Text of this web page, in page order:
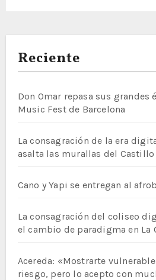
Reciente
Don Omar repasa sus grandes
Music Fest de Barcelona
La consagración de la era
asalta las murallas del Castillo
Cano y Yapi se entregan al
La consagración del coliseo
el cambio de paradigma en La
Acereda: «Mostrarte
riesgo, pero lo acepto con